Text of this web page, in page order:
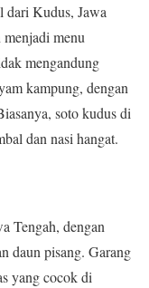
dari Kudus, Jawa
menu
mengandung
kampung, dengan
soto kudus di
dan nasi hangat.
Tengah, dengan
daun pisang. Garang
yang cocok di